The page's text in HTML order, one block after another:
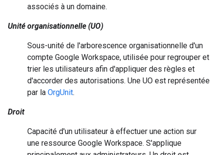
associés à un domaine.
Unité organisationnelle (UO)
Sous-unité de l'arborescence organisationnelle d'un
compte Google Workspace, utilisée pour regrouper et
trier les utilisateurs afin d'appliquer des règles et
d'accorder des autorisations. Une UO est représentée
par la OrgUnit.
Droit
Capacité d'un utilisateur à effectuer une action sur
une ressource Google Workspace. S'applique